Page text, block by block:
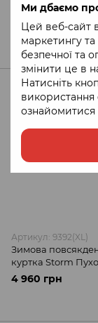
Ми дбаємо
Цей веб-сайт
маркетингу
безпечної та
змінити це в
Натисніть
ознайомитися
Зимова
куртка Borealis
Frontier
7 830 грн
Артикул: 9392(XL)
Зимова
куртка Storm
олива Camotec
4 960 грн